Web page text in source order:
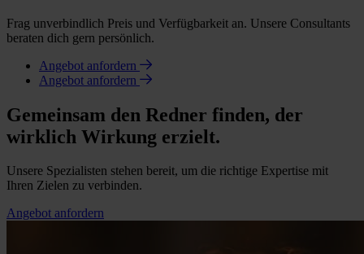
Frag unverbindlich Preis und Verfügbarkeit an. Unsere Consultants
beraten dich gern persönlich.
Angebot anfordern
Angebot anfordern
Gemeinsam den Redner finden, der
wirklich Wirkung erzielt.
Unsere Spezialisten stehen bereit, um die richtige Expertise mit
Ihren Zielen zu verbinden.
Angebot anfordern